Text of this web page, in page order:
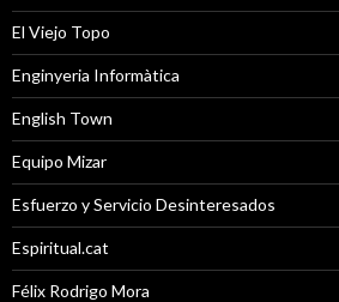
El Viejo Topo
Enginyeria Informàtica
English Town
Equipo Mizar
Esfuerzo y Servicio Desinteresados
Espiritual.cat
Félix Rodrigo Mora